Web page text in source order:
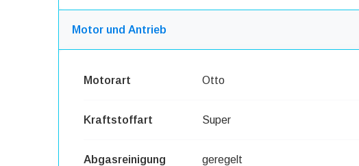
Motor und Antrieb
Motorart Otto
Kraftstoffart Super
Abgasreinigung geregelt